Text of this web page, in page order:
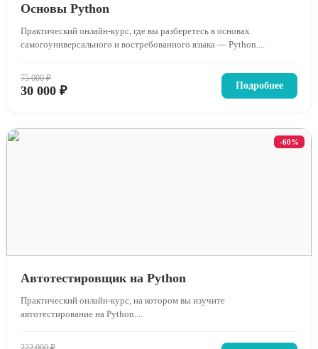
Основы Python
Практический онлайн-курс, где вы разберетесь в основах
самогоуниверсального и востребованного языка — Python....
75 000 ₽
30 000 ₽ Подробнее
-60%
Автотестировщик на Python
Практический онлайн-курс, на котором вы изучите
автотестирование на Python....